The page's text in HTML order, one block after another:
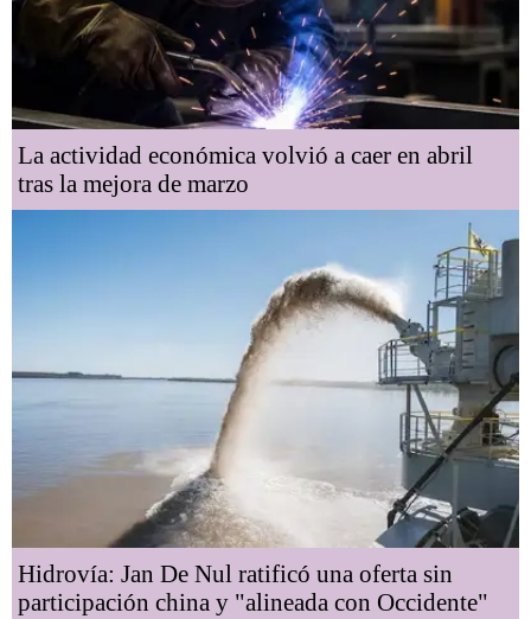
La actividad económica volvió a caer en abril
tras la mejora de marzo
Hidrovía: Jan De Nul ratificó una oferta sin
participación china y "alineada con Occidente"